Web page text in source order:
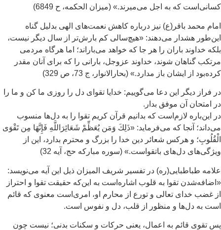
كه به اجل می‌ميرند.» (ميزان الحكمه، ح 6849)
محمد باقر(ع) نيز درباره کاهش نعمت‌های الهی بدليل گناه
هشدار می‌دهند: «هيچ‌سالی كم ‌بارش‌تر از سال ديگر نيست،
خداوند باران را هر جا كه ‌خواهد می‌باراند؛ اما هرگاه مردمی
گناهان شوند، خداوند عزوجل، بارانی را كه برای آنان مقدر
از ايشان باز مدارد.» (بحارالانوار، ج 73، ص 329)
فراز ديگر اين دعا می‌گوييم: خدايا تقوای دل را روزی ما کن و ما را
امتحان آن موفق بدار.
اين‌باره لازم‌است که بدانيم قرآن كريم تقوا را به دل‌ها منسوب
آنجا كه می‌فرمايد: «ذَلِكَ وَمَن يُعَظِّمْ شَعَائِرَاللَّهِ فَإِنَّهَا مِن تَقْوَى
و هركس شعائر دين خدا را بزرگ و محترم بدارد، اين از
دل‌های باتقواست.» (سوره مباركه حج، آيه 32)
طباطبايی(ره) در تفسير شريف الميزان ذيل اين آيه می‌نويسد:
تقوا به قلوب اشاره‌است به اين‌كه حقيقت تقوا و احتراز
غضب خدای تعالی و تورع از محارم او، امری‌است معنوی كه قائم
به دل‌ها و منظور از قلب، دل و نفوس است.
تقوی قائم به اعمال، يعنی حركات و سكنات بدنی؛ نيست چون